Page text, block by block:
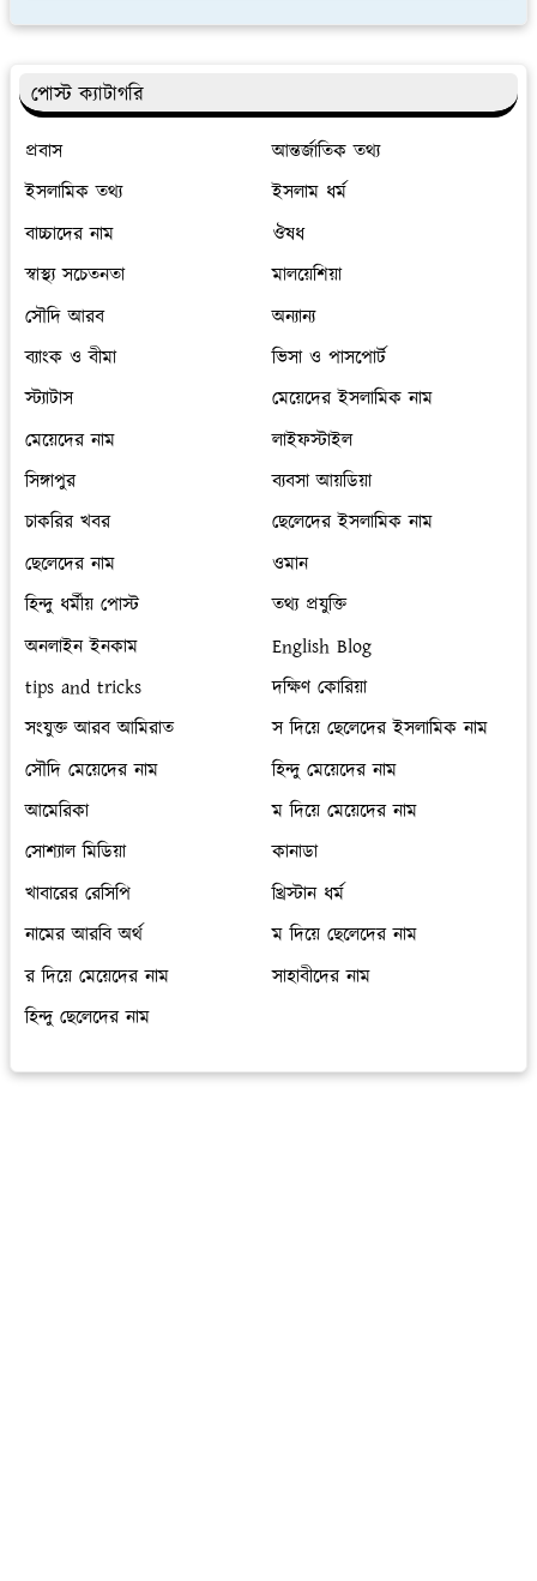
পোস্ট ক্যাটাগরি
প্রবাস
আন্তর্জাতিক তথ্য
ইসলামিক তথ্য
ইসলাম ধর্ম
বাচ্চাদের নাম
ঔষধ
স্বাস্থ্য সচেতনতা
মালয়েশিয়া
সৌদি আরব
অন্যান্য
ব্যাংক ও বীমা
ভিসা ও পাসপোর্ট
স্ট্যাটাস
মেয়েদের ইসলামিক নাম
মেয়েদের নাম
লাইফস্টাইল
সিঙ্গাপুর
ব্যবসা আয়ডিয়া
চাকরির খবর
ছেলেদের ইসলামিক নাম
ছেলেদের নাম
ওমান
হিন্দু ধর্মীয় পোস্ট
তথ্য প্রযুক্তি
অনলাইন ইনকাম
English Blog
tips and tricks
দক্ষিণ কোরিয়া
সংযুক্ত আরব আমিরাত
স দিয়ে ছেলেদের ইসলামিক নাম
সৌদি মেয়েদের নাম
হিন্দু মেয়েদের নাম
আমেরিকা
ম দিয়ে মেয়েদের নাম
সোশ্যাল মিডিয়া
কানাডা
খাবারের রেসিপি
খ্রিস্টান ধর্ম
নামের আরবি অর্থ
ম দিয়ে ছেলেদের নাম
র দিয়ে মেয়েদের নাম
সাহাবীদের নাম
হিন্দু ছেলেদের নাম